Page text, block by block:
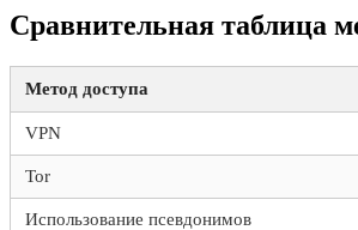
Сравнительная таблица
Метод доступа
VPN
Tor
Использование псевдонимов